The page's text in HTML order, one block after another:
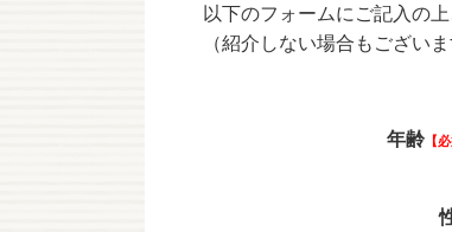
以下のフォームにご記入の
（紹介しない場合もございま
年齢